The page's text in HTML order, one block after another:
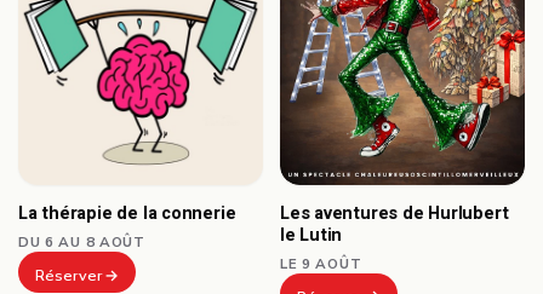
La thérapie de la connerie
DU 6 AU 8 AOÛT
Réserver
Les aventures de Hurlubert
le Lutin
LE 9 AOÛT